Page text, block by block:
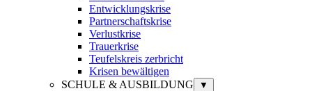
Entwicklungskrise
Partnerschaftskrise
Verlustkrise
Trauerkrise
Teufelskreis zerbricht
Krisen bewältigen
SCHULE & AUSBILDUNG
▼